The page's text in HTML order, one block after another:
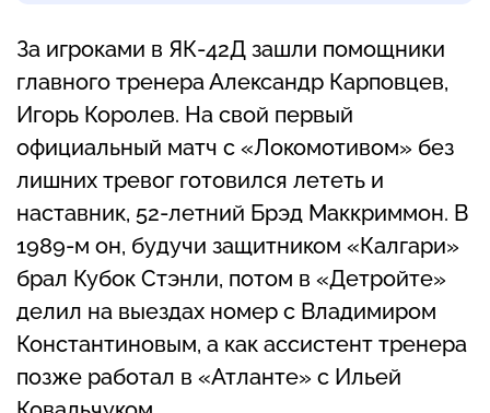
За игроками в ЯК-42Д зашли помощники
главного тренера Александр Карповцев,
Игорь Королев. На свой первый
официальный матч с «Локомотивом» без
лишних тревог готовился лететь и
наставник, 52-летний Брэд Маккриммон. В
1989-м он, будучи защитником «Калгари»
брал Кубок Стэнли, потом в «Детройте»
делил на выездах номер с Владимиром
Константиновым, а как ассистент тренера
позже работал в «Атланте» с Ильей